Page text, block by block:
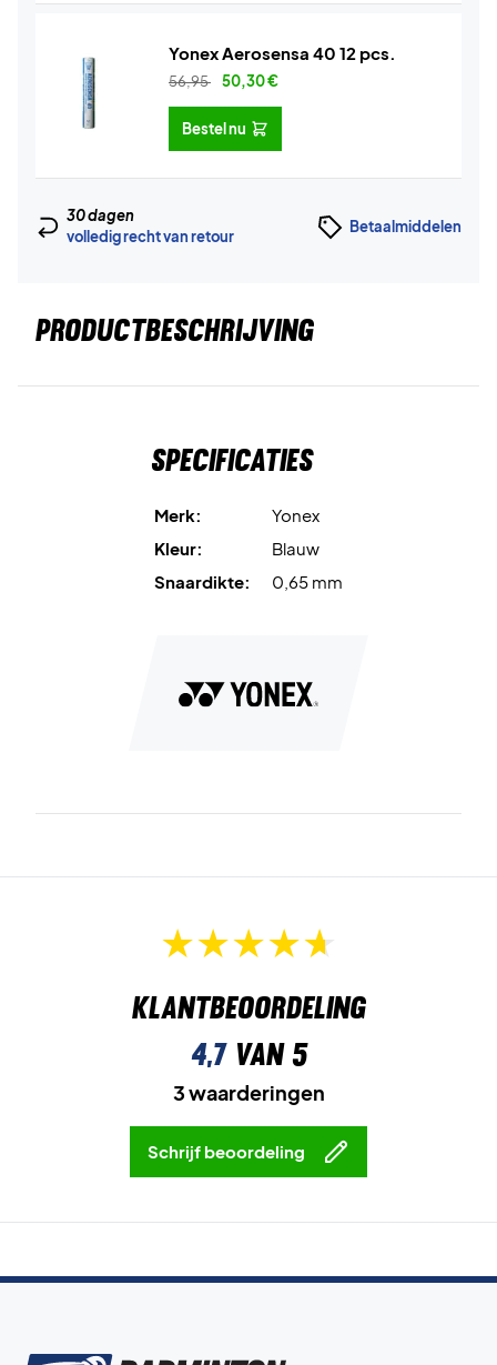
Yonex Aerosensa 40 12 pcs.
56,95 50,30€
Bestel nu
30 dagen
volledig recht van retour
Betaalmiddelen
PRODUCTBESCHRIJVING
Specificaties
Merk:
Yonex
Kleur:
Blauw
Snaardikte:
0,65 mm
Klantbeoordeling
4,7van 5
3 waarderingen
Schrijf beoordeling